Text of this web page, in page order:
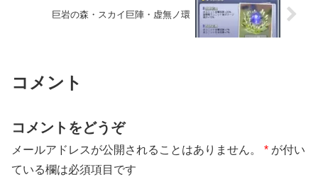
巨岩の森・スカイ巨陣・虚無ノ環
コメント
コメントをどうぞ
メールアドレスが公開されることはありません。 * が付い
ている欄は必須項目です